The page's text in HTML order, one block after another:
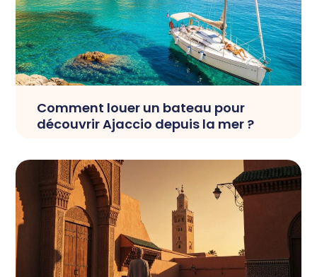
Comment louer un bateau pour
découvrir Ajaccio depuis la mer ?